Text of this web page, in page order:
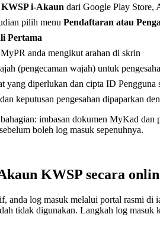
KWSP i-Akaun dari Google Play Store,
pilih menu Pendaftaran atau
Pertama
anda mengikut arahan di skrin
(pengecaman wajah) untuk
yang diperlukan dan cipta ID Pengguna
keputusan pengesahan dipaparkan
imbasan dokumen MyKad dan
sebelum boleh log masuk sepenuhnya.
KWSP secara
anda log masuk melalui portal rasmi di
tidak digunakan. Langkah log masuk